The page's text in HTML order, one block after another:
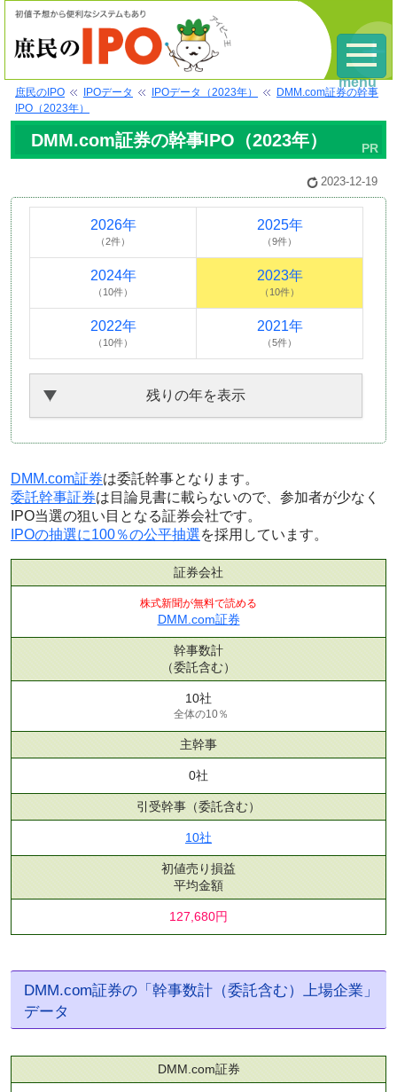
庶民のIPO IPOデータ IPOデータ（2023年）
DMM.com証券の幹事
IPO（2023年）
DMM.com証券の幹事IPO（2023年）
2023-12-19
2026年
（2件）
2025年
（9件）
2024年
（10件）
2023年
（10件）
2022年
（10件）
2021年
（5件）
残りの年を表示
DMM.com証券は委託幹事となります。
委託幹事証券は目論見書に載らないので、参加者が少なく
IPO当選の狙い目となる証券会社です。
IPOの抽選に100％の公平抽選を採用しています。
証券会社
株式新聞が無料で読める
DMM.com証券
幹事数計
（委託含む）
10社
全体の10％
主幹事
0社
引受幹事 （委託含む）
10社
初値売り損益
平均金額
127,680円
DMM.com証券の「幹事数計（委託含む）上場企業」
データ
DMM.com証券
menu